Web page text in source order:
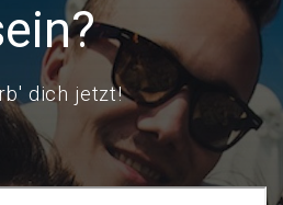
dich jetzt!